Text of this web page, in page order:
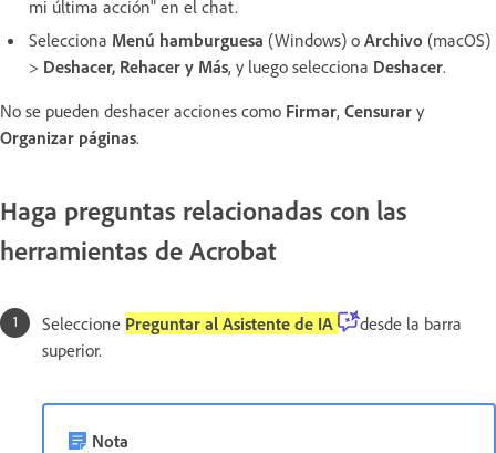
mi última acción" en el chat.
Selecciona Menú hamburguesa (Windows) o Archivo (macOS)
> Deshacer, Rehacer y Más, y luego selecciona Deshacer.
No se pueden deshacer acciones como Firmar, Censurar y
Organizar páginas.
Haga preguntas relacionadas con las
herramientas de Acrobat
Seleccione Preguntar al Asistente de IA
desde la barra
superior.
Nota